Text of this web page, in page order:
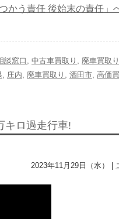
かう責任 後始末の責任」
談窓口 , 中古車買取り , 廃車買取り
, 庄内, 廃車買取り , 酒田市, 高価
キロ過走行車!
2023年11月29日（水） |